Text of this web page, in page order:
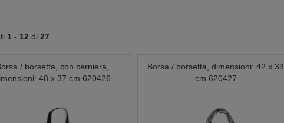
1 - 12 di 27
/ borsetta, con cerniera,
48 x 37 cm 620426
Borsa / borsetta, dimensioni: 42 x 33
cm 620427